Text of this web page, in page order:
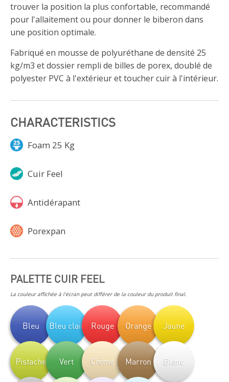
trouver la position la plus confortable, recommandé
pour l'allaitement ou pour donner le biberon dans
une position optimale.
Fabriqué en mousse de polyuréthane de densité 25
kg/m3 et dossier rempli de billes de porex, doublé de
polyester PVC à l'extérieur et toucher cuir à l'intérieur.
CHARACTERISTICS
Foam 25 Kg
Cuir Feel
Antidérapant
Porexpan
PALETTE CUIR FEEL
La couleur affichée à l'écran peut différer de la couleur du produit final.
Bleu Bleu clair Rouge Orange Jaune
Pistache Vert Crème Marron Blanc